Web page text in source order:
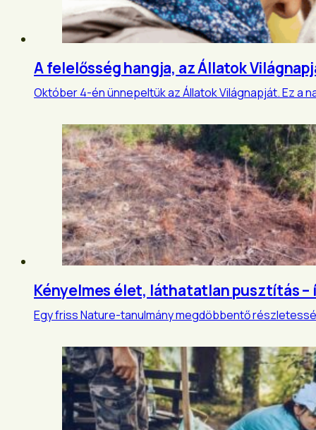
A felelősség hangja, az Állatok
Október 4-én ünnepeltük az Állatok Világnapját. Ez a
Kényelmes élet, láthatatlan pusztítás –
Egy friss Nature-tanulmány megdöbbentő